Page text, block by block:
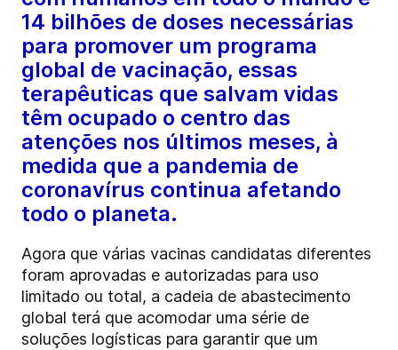
14 bilhões de doses necessárias
para promover um programa
global de vacinação, essas
terapêuticas que salvam vidas
têm ocupado o centro das
atenções nos últimos meses, à
medida que a pandemia de
coronavírus continua afetando
todo o planeta.
Agora que várias vacinas candidatas diferentes
foram aprovadas e autorizadas para uso
limitado ou total, a cadeia de abastecimento
global terá que acomodar uma série de
soluções logísticas para garantir que um